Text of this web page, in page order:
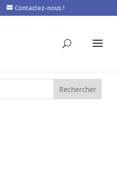
Contactez-nous !
Rechercher